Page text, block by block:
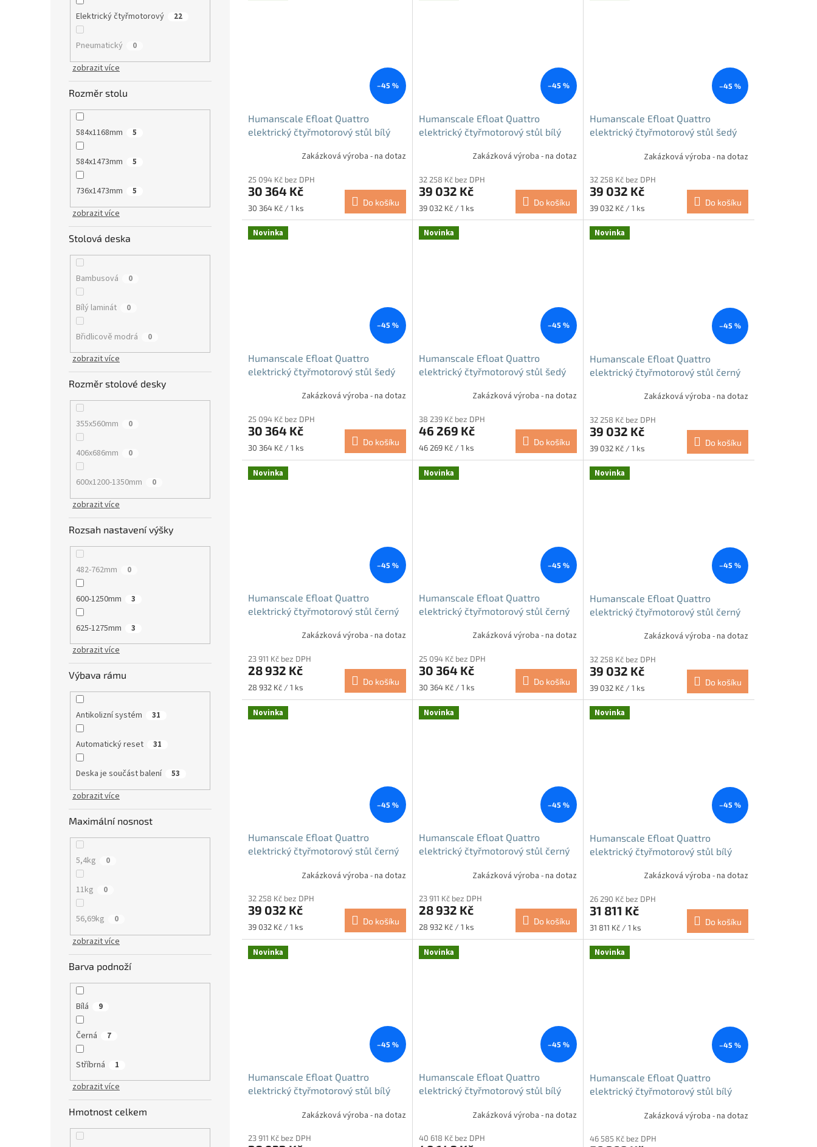
Elektrický čtyřmotorový 22
Pneumatický 0
zobrazit více
Rozměr stolu
584x1168mm 5
584x1473mm 5
736x1473mm 5
zobrazit více
Stolová deska
Bambusová 0
Bílý laminát 0
Břidlicově modrá 0
zobrazit více
Rozměr stolové desky
355x560mm 0
406x686mm 0
600x1200-1350mm 0
zobrazit více
Rozsah nastavení výšky
482-762mm 0
600-1250mm 3
625-1275mm 3
zobrazit více
Výbava rámu
Antikolizní systém 31
Automatický reset 31
Deska je součást balení 53
zobrazit více
Maximální nosnost
5,4kg 0
11kg 0
56,69kg 0
zobrazit více
Barva podnoží
Bílá 9
Černá 7
Stříbrná 1
zobrazit více
Hmotnost celkem
–45 %
Humanscale Efloat Quattro
elektrický čtyřmotorový stůl bílý
Zakázková výroba - na dotaz
25 094 Kč bez DPH
30 364 Kč
Měrná
cena:
30 364 Kč / 1 ks
Do košíku
–45 %
Humanscale Efloat Quattro
elektrický čtyřmotorový stůl bílý
Zakázková výroba - na dotaz
32 258 Kč bez DPH
39 032 Kč
Měrná
cena:
39 032 Kč / 1 ks
Do košíku
–45 %
Humanscale Efloat Quattro
elektrický čtyřmotorový stůl šedý
Zakázková výroba - na dotaz
32 258 Kč bez DPH
39 032 Kč
Měrná
cena:
39 032 Kč / 1 ks
Do košíku
Novinka
–45 %
Humanscale Efloat Quattro
elektrický čtyřmotorový stůl šedý
Zakázková výroba - na dotaz
25 094 Kč bez DPH
30 364 Kč
Měrná
30 364 Kč / 1 ks
Do košíku
Novinka
–45 %
Humanscale Efloat Quattro
elektrický čtyřmotorový stůl šedý
Zakázková výroba - na dotaz
38 239 Kč bez DPH
46 269 Kč
Měrná
46 269 Kč / 1 ks
Do košíku
Novinka
–45 %
Humanscale Efloat Quattro
elektrický čtyřmotorový stůl černý
Zakázková výroba - na dotaz
32 258 Kč bez DPH
39 032 Kč
Měrná
cena:
39 032 Kč / 1 ks
Do košíku
Novinka
–45 %
Humanscale Efloat Quattro
elektrický čtyřmotorový stůl černý
Zakázková výroba - na dotaz
23 911 Kč bez DPH
28 932 Kč
Měrná
28 932 Kč / 1 ks
Do košíku
Novinka
–45 %
Humanscale Efloat Quattro
elektrický čtyřmotorový stůl černý
Zakázková výroba - na dotaz
25 094 Kč bez DPH
30 364 Kč
Měrná
30 364 Kč / 1 ks
Do košíku
Novinka
–45 %
Humanscale Efloat Quattro
elektrický čtyřmotorový stůl černý
Zakázková výroba - na dotaz
32 258 Kč bez DPH
39 032 Kč
Měrná
cena:
39 032 Kč / 1 ks
Do košíku
Novinka
–45 %
Humanscale Efloat Quattro
elektrický čtyřmotorový stůl černý
Zakázková výroba - na dotaz
32 258 Kč bez DPH
39 032 Kč
Měrná
39 032 Kč / 1 ks
Do košíku
Novinka
–45 %
Humanscale Efloat Quattro
elektrický čtyřmotorový stůl černý
Zakázková výroba - na dotaz
23 911 Kč bez DPH
28 932 Kč
Měrná
28 932 Kč / 1 ks
Do košíku
Novinka
–45 %
Humanscale Efloat Quattro
elektrický čtyřmotorový stůl bílý
Zakázková výroba - na dotaz
26 290 Kč bez DPH
31 811 Kč
Měrná
cena:
31 811 Kč / 1 ks
Do košíku
Novinka
–45 %
Humanscale Efloat Quattro
elektrický čtyřmotorový stůl bílý
Zakázková výroba - na dotaz
23 911 Kč bez DPH
Novinka
–45 %
Humanscale Efloat Quattro
elektrický čtyřmotorový stůl bílý
Zakázková výroba - na dotaz
40 618 Kč bez DPH
Novinka
–45 %
Humanscale Efloat Quattro
elektrický čtyřmotorový stůl bílý
Zakázková výroba - na dotaz
46 585 Kč bez DPH